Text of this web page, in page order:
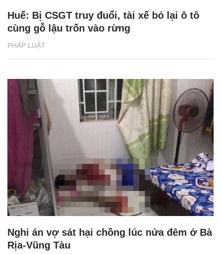
PHÁP LUẬT
Huế: Bị CSGT truy đuổi, tài xế bỏ lại ô tô
cùng gỗ lậu trốn vào rừng
Nghi án vợ sát hại chồng lúc nửa đêm ở Bà
Rịa-Vũng Tàu